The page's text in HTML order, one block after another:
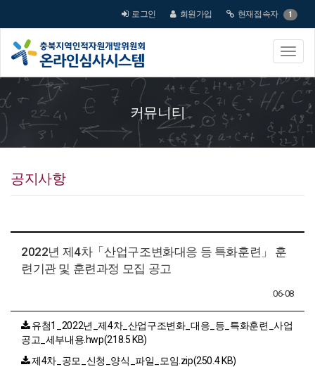
로그인 회원가입 현재접속자 1
커뮤니티
공지사항
2022년 제4차「산업구조변화대응 등 특화훈련」 훈
련기관 및 훈련과정 모집 공고
06-08
유첨1_2022년_제4차_산업구조변화_대응_등_특화훈련_사업
공고_세부내용.hwp(218.5 KB)
제4차_공모_신청_양식_파일_모임.zip(250.4 KB)